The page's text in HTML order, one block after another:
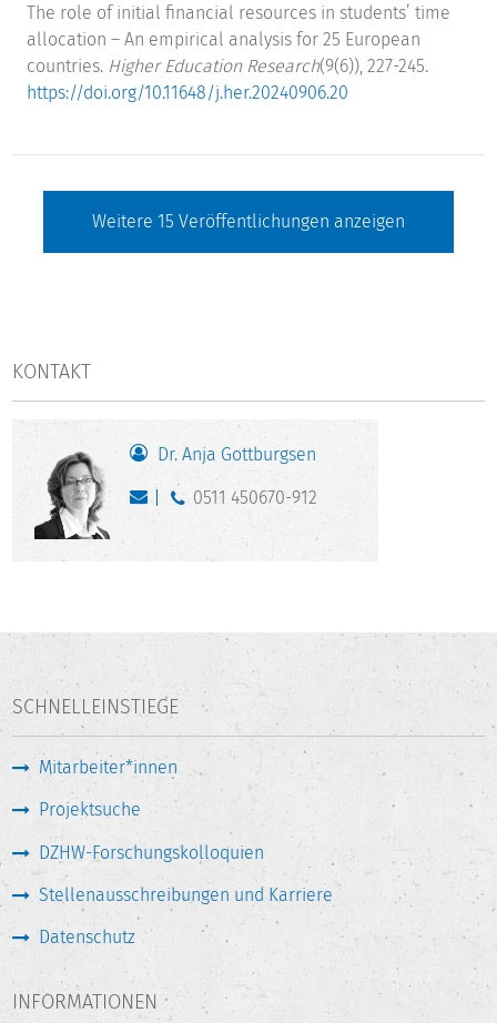
The role of initial financial resources in students’ time
allocation – An empirical analysis for 25 European
countries. Higher Education Research(9(6)), 227-245.
https://doi.org/10.11648/j.her.20240906.20
Weitere 15 Veröffentlichungen anzeigen
KONTAKT
Dr. Anja Gottburgsen
0511 450670-912
SCHNELLEINSTIEGE
Mitarbeiter*innen
Projektsuche
DZHW-Forschungskolloquien
Stellenausschreibungen und Karriere
Datenschutz
INFORMATIONEN